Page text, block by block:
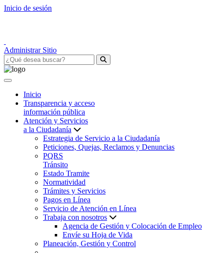
Inicio de sesión
Administrar Sitio
Inicio
Transparencia y acceso
información pública
Atención y Servicios
a la Ciudadanía
Estrategia de Servicio a la Ciudadanía
Peticiones, Quejas, Reclamos y Denuncias
PQRS
Tránsito
Estado Tramite
Normatividad
Trámites y Servicios
Pagos en Línea
Servicio de Atención en Línea
Trabaja con nosotros
Agencia de Gestión y Colocación de Empleo
Envíe su Hoja de Vida
Planeación, Gestión y Control